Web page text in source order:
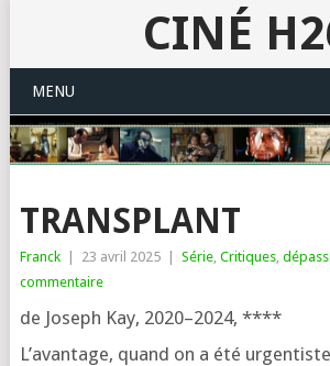
CINÉ
MENU
TRANSPLANT
Franck 23 avril 2025 Série, Critiques,
commentaire
de Joseph Kay, 2020–2024, ****
L’avantage, quand on a été